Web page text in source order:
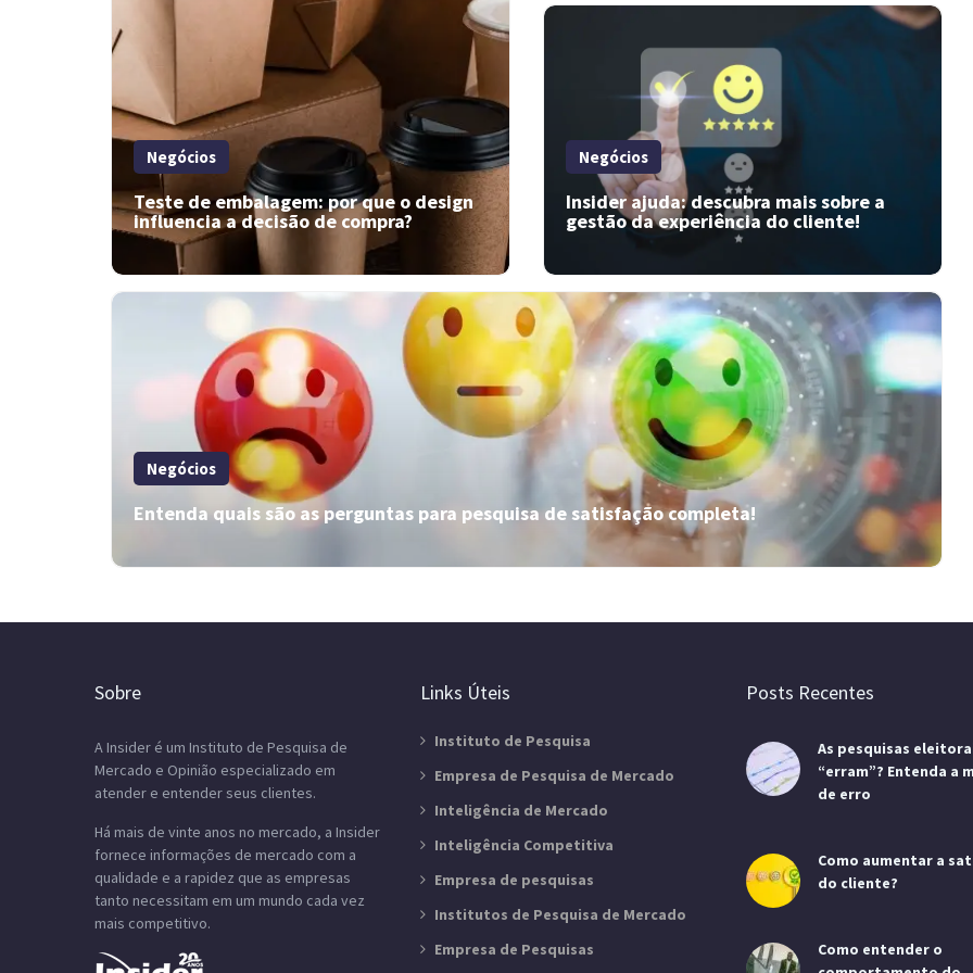
Negócios
Teste de embalagem: por que o design
influencia a decisão de compra?
Teste de embalagem: por que o
Descubra como o teste de embalagem pode ser
o diferencial do seu produto nas prateleiras. Leia
o artigo da Insider!
Novos consumidores: o que mudou
nos últimos tempos?
Com o início de um novo ano, é necessário
mapear e identificar as mudanças nos novos
consumidores. Saiba mais com a Insider!
Negócios
Insider ajuda: descubra mais sobre a
gestão da experiência do cliente!
Já ouviu falar em CXM, ou gestão da experiência
do cliente? No artigo, a Insider explica o que é, e
mais. Confira!
Negócios
Entenda quais são as perguntas para pesquisa de satisfação completa!
Sobre
A Insider é um Instituto de Pesquisa de
Mercado e Opinião especializado em
atender e entender seus clientes.
Há mais de vinte anos no mercado, a Insider
fornece informações de mercado com a
qualidade e a rapidez que as empresas
tanto necessitam em um mundo cada vez
mais competitivo.
Links Úteis
Instituto de Pesquisa
Empresa de Pesquisa de Mercado
Inteligência de Mercado
Inteligência Competitiva
Empresa de pesquisas
Institutos de Pesquisa de Mercado
Empresa de Pesquisas
Posts Recentes
As pesquisas
“erram”? Entenda a
de erro
Como aumentar a
do cliente?
Como entender o